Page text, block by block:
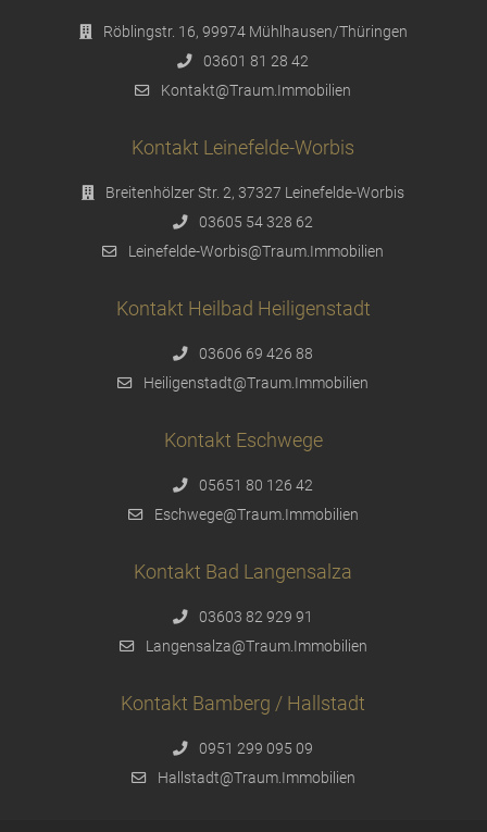
Röblingstr. 16, 99974 Mühlhausen/Thüringen
03601 81 28 42
Kontakt@Traum.Immobilien
Kontakt Leinefelde-Worbis
Breitenhölzer Str. 2, 37327 Leinefelde-Worbis
03605 54 328 62
Leinefelde-Worbis@Traum.Immobilien
Kontakt Heilbad Heiligenstadt
03606 69 426 88
Heiligenstadt@Traum.Immobilien
Kontakt Eschwege
05651 80 126 42
Eschwege@Traum.Immobilien
Kontakt Bad Langensalza
03603 82 929 91
Langensalza@Traum.Immobilien
Kontakt Bamberg / Hallstadt
0951 299 095 09
Hallstadt@Traum.Immobilien